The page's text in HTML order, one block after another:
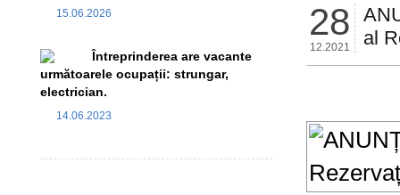
15.06.2026
Întreprinderea are vacante
următoarele ocupații: strungar,
electrician.
14.06.2023
28
12.2021
al